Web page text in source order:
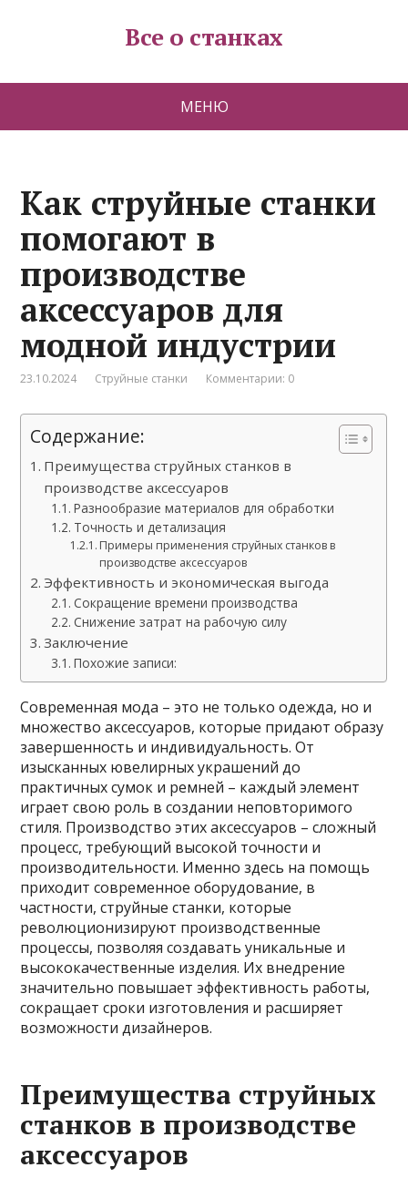
Все о станках
МЕНЮ
Как струйные станки
помогают в
производстве
аксессуаров для
модной индустрии
23.10.2024 Струйные станки Комментарии: 0
Содержание:
Преимущества струйных станков в
производстве аксессуаров
Разнообразие материалов для обработки
Точность и детализация
Примеры применения струйных станков в
производстве аксессуаров
Эффективность и экономическая выгода
Сокращение времени производства
Снижение затрат на рабочую силу
Заключение
Похожие записи:
Современная мода – это не только одежда, но и
множество аксессуаров, которые придают образу
завершенность и индивидуальность. От
изысканных ювелирных украшений до
практичных сумок и ремней – каждый элемент
играет свою роль в создании неповторимого
стиля. Производство этих аксессуаров – сложный
процесс, требующий высокой точности и
производительности. Именно здесь на помощь
приходит современное оборудование, в
частности, струйные станки, которые
революционизируют производственные
процессы, позволяя создавать уникальные и
высококачественные изделия. Их внедрение
значительно повышает эффективность работы,
сокращает сроки изготовления и расширяет
возможности дизайнеров.
Преимущества струйных
станков в производстве
аксессуаров